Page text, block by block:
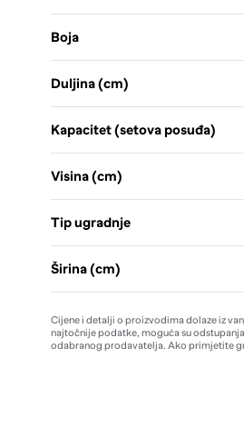
Boja
Duljina (cm)
Kapacitet (setova posuđa)
Visina (cm)
Tip ugradnje
Širina (cm)
Cijene i detalji o proizvodima dolaze iz
najtočnije podatke, moguća su
odabranog prodavatelja. Ako primjetite